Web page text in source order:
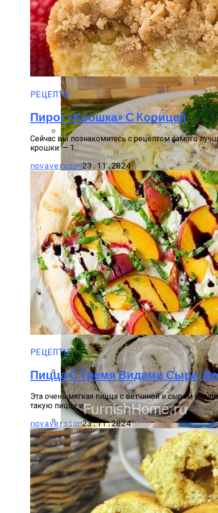
Разбираемся, Какие Виды Проклятий
Почему Нельзя Повторно Кипятить
МОДА И СТИЛЬ
Аппаратная Домашняя Косметология С
Короткие Женские Топы: Модный Писк
РЕЦЕПТЫ
Паста С Семгой В Сливочном Соусе
Мясной Рулет С Соевым Соусом И
РЕЦЕПТЫ
Пирог «Крошка» С Корицей
Сейчас вы познакомитесь с рецептом самого
крошки: — 1...
novaversion23.11.2024
РЕЦЕПТЫ
Пицца С Тремя Видами Сыра,
Эта очень мягкая пицца с ветчиной и сыром
такую пиццу и...
novaversion23.11.2024